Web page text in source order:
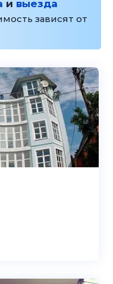
и выезда
зависят от